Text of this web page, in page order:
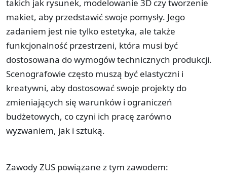
takich jak rysunek, modelowanie 3D czy tworzenie
makiet, aby przedstawić swoje pomysły. Jego
zadaniem jest nie tylko estetyka, ale także
funkcjonalność przestrzeni, która musi być
dostosowana do wymogów technicznych produkcji.
Scenografowie często muszą być elastyczni i
kreatywni, aby dostosować swoje projekty do
zmieniających się warunków i ograniczeń
budżetowych, co czyni ich pracę zarówno
wyzwaniem, jak i sztuką.
Zawody ZUS powiązane z tym zawodem: